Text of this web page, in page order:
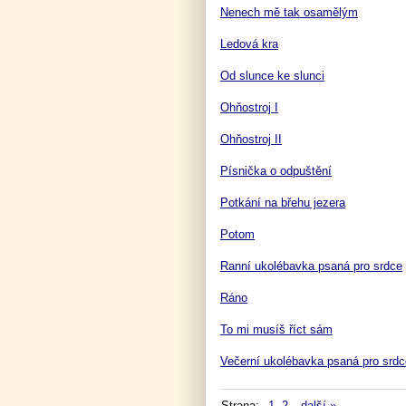
Nenech mě tak osamělým
Ledová kra
Od slunce ke slunci
Ohňostroj I
Ohňostroj II
Písnička o odpuštění
Potkání na břehu jezera
Potom
Ranní ukolébavka psaná pro srdce
Ráno
To mi musíš říct sám
Večerní ukolébavka psaná pro